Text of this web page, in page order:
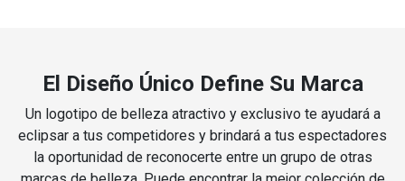
El Diseño Único Define Su Marca
Un logotipo de belleza atractivo y exclusivo te ayudará a
eclipsar a tus competidores y brindará a tus espectadores
la oportunidad de reconocerte entre un grupo de otras